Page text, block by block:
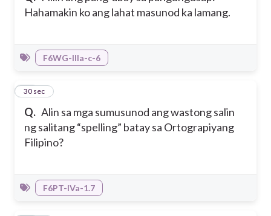
Hahamakin ko ang lahat masunod ka lamang.
F6WG-IIIa-c-6
Q. Alin sa mga sumusunod ang wastong salin
ng salitang “spelling” batay sa Ortograpiyang
Filipino?
19
30 sec
F6PT-IVa-1.7